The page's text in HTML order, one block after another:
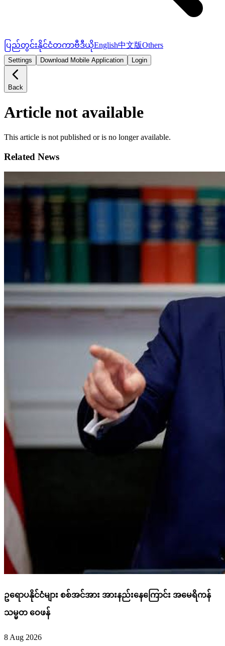
ပြည်တွင်းနိုင်ငံတကာဗီဒီယိုEnglish中文版Others
Settings Download Mobile Application Login
Back
Article not available
This article is not published or is no longer available.
Related News
ဥရောပနိုင်ငံများ စစ်အင်အား အားနည်းနေကြောင်း အမေရိကန်
သမ္မတ ဝေဖန်
8 Aug 2026